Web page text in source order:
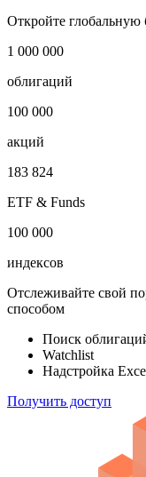
Откройте глобальную
1 000 000
облигаций
100 000
акций
183 824
ETF & Funds
100 000
индексов
Отслеживайте свой
способом
Поиск
Watchlist
Надстройка
Получить доступ